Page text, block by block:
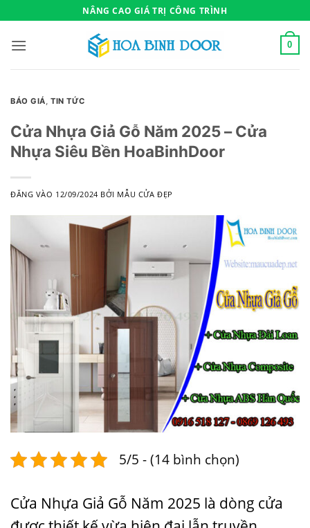
qua
nội
NÂNG CAO GIÁ TRỊ CÔNG TRÌNH
0
BÁO GIÁ,TIN TỨC
Cửa Nhựa Giả Gỗ Năm 2025 – Cửa
Nhựa Siêu Bền HoaBinhDoor
ĐĂNG VÀO 12/09/2024 BỞI MẪU CỬA ĐẸP
5/5 - (14 bình chọn)
Cửa Nhựa Giả Gỗ Năm 2025 là dòng cửa